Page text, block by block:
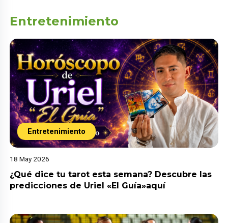
Entretenimiento
Entretenimiento
18 May 2026
¿Qué dice tu tarot esta semana? Descubre las
predicciones de Uriel «El Guía»aquí